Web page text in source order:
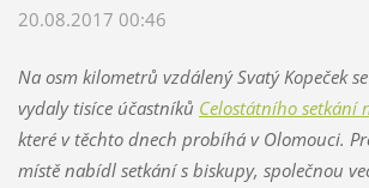
20.08.2017 00:46
Na osm kilometrů vzdálený Svatý Kopeček
vydaly tisíce účastníků Celostátního setkání
které v těchto dnech probíhá v Olomouci.
místě nabídl setkání s biskupy, společnou